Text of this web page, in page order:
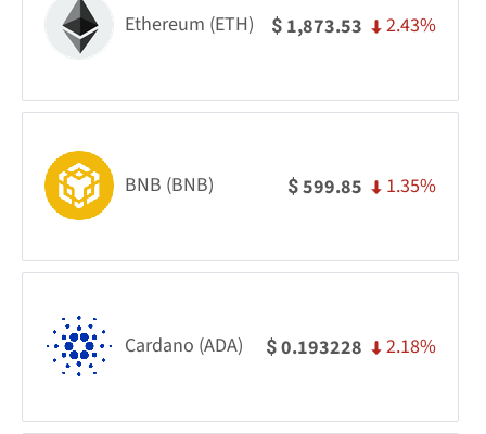
Ethereum (ETH) $ 1,873.53 2.43%
BNB (BNB) $599.85 1.35%
Cardano (ADA) $0.193228 2.18%